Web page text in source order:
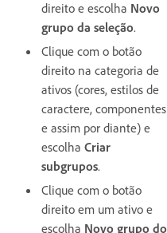
direito e escolha Novo
grupo da seleção.
Clique com o botão
direito na categoria de
ativos (cores, estilos de
caractere, componentes
e assim por diante) e
escolha Criar
subgrupos.
Clique com o botão
direito em um ativo e
escolha Novo grupo do